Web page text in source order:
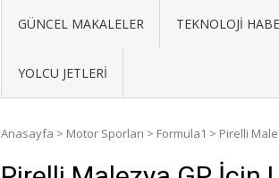
GÜNCEL MAKALELER TEKNOLOJI
YOLCU JETLERI
Anasayfa > Motor Sporları > Formula1 > Pirelli